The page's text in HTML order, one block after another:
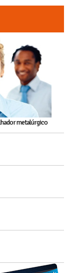
metalúrgico